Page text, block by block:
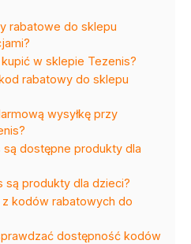
rabatowe do sklepu
w sklepie Tezenis?
rabatowy do sklepu
wysyłkę przy
dostępne produkty dla
są produkty dla dzieci?
kodów rabatowych do
dostępność kodów